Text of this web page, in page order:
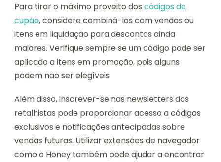
Para tirar o máximo proveito dos códigos de
cupão, considere combiná-los com vendas ou
itens em liquidação para descontos ainda
maiores. Verifique sempre se um código pode ser
aplicado a itens em promoção, pois alguns
podem não ser elegíveis.
Além disso, inscrever-se nas newsletters dos
retalhistas pode proporcionar acesso a códigos
exclusivos e notificações antecipadas sobre
vendas futuras. Utilizar extensões de navegador
como o Honey também pode ajudar a encontrar